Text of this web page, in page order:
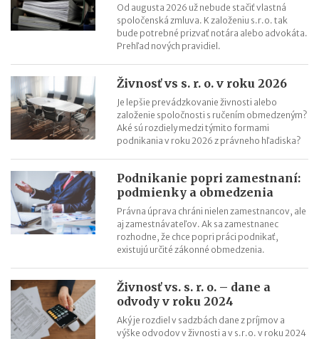
Od augusta 2026 už nebude stačiť vlastná
spoločenská zmluva. K založeniu s.r.o. tak
bude potrebné prizvať notára alebo advokáta.
Prehľad nových pravidiel.
Živnosť vs s. r. o. v roku 2026
Je lepšie prevádzkovanie živnosti alebo
založenie spoločnosti s ručením obmedzeným?
Aké sú rozdiely medzi týmito formami
podnikania v roku 2026 z právneho hľadiska?
Podnikanie popri zamestnaní:
podmienky a obmedzenia
Právna úprava chráni nielen zamestnancov, ale
aj zamestnávateľov. Ak sa zamestnanec
rozhodne, že chce popri práci podnikať,
existujú určité zákonné obmedzenia.
Živnosť vs. s. r. o. – dane a
odvody v roku 2024
Aký je rozdiel v sadzbách dane z príjmov a
výške odvodov v živnosti a v s.r.o. v roku 2024